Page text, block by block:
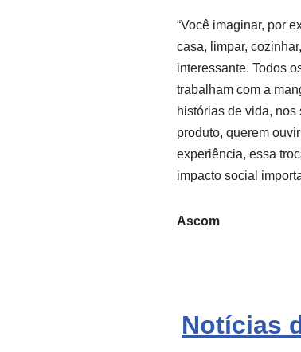
“Você imaginar, por
casa, limpar,
interessante. Todos
trabalham com a
histórias de vida,
produto, querem
experiência, essa
impacto social
Ascom
Notícias